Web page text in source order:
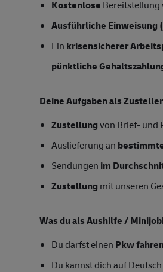
Kostenlose Bereitstellung
Ausführliche Einweisung
Ein krisensicherer
pünktliche
Deine Aufgaben als
Zustellungvon Brief- und
Auslieferung an
Sendungen im
Zustellung mit unseren
Was du als Aushilfe /
Du darfst einen Pkw
Du kannst dich auf Deutsch